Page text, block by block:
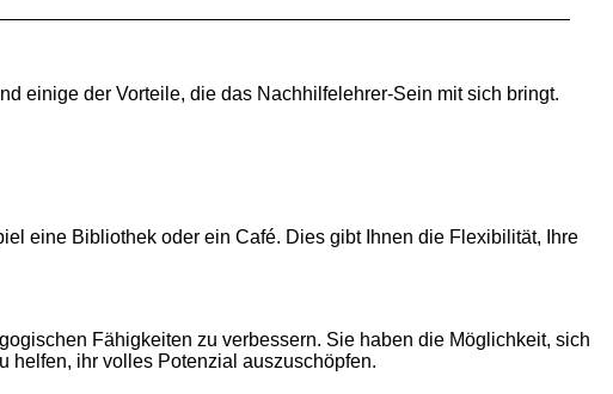
einige der Vorteile, die das Nachhilfelehrer-Sein mit sich bringt.
eine Bibliothek oder ein Café. Dies gibt Ihnen die Flexibilität, Ihre
Fähigkeiten zu verbessern. Sie haben die Möglichkeit, sich
helfen, ihr volles Potenzial auszuschöpfen.